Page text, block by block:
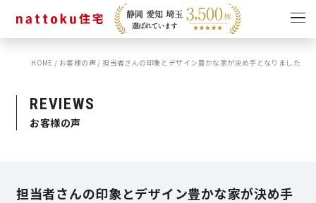
イベント
ショールーム
スタッフブログ
HOME / お客様の声/担当者さんの印象とデザイン豊かな家が決め手となりました
REVIEWS
お客様の声
担当者さんの印象とデザイン豊かな家が決め手